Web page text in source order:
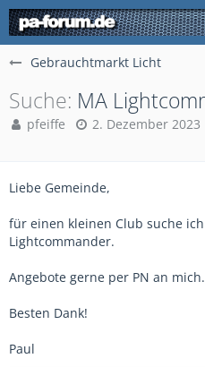
Gebrauchtmarkt Licht
Suche MA
pfeiffe 2. Dezember 2023
Liebe Gemeinde,
für einen kleinen Club suche
Lightcommander.
Angebote gerne per PN an mich.
Besten Dank!
Paul